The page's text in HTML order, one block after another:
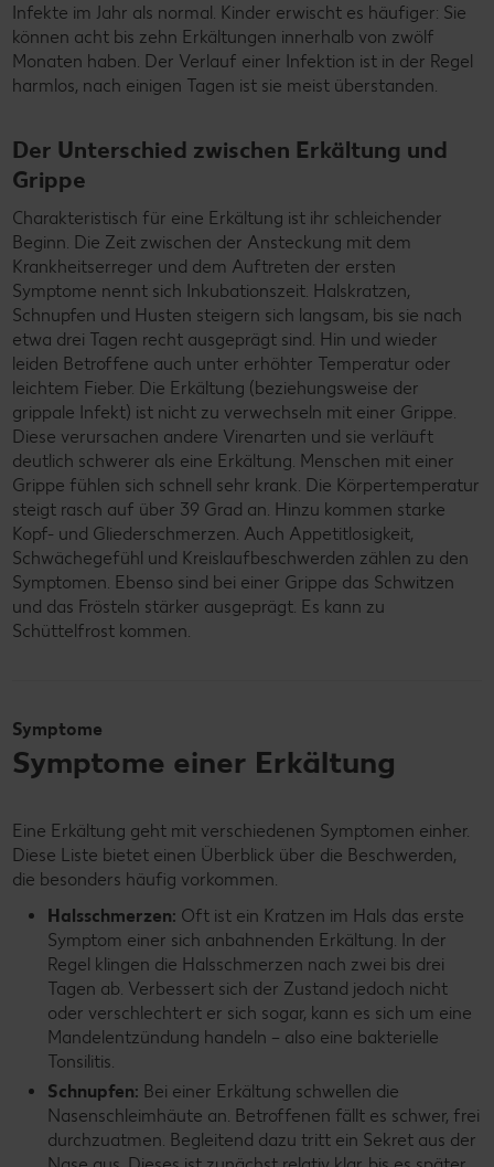
Infekte im Jahr als normal. Kinder erwischt es häufiger: Sie
können acht bis zehn Erkältungen innerhalb von zwölf
Monaten haben. Der Verlauf einer Infektion ist in der Regel
harmlos, nach einigen Tagen ist sie meist überstanden.
Der Unterschied zwischen Erkältung und
Grippe
Charakteristisch für eine Erkältung ist ihr schleichender
Beginn. Die Zeit zwischen der Ansteckung mit dem
Krankheitserreger und dem Auftreten der ersten
Symptome nennt sich Inkubationszeit. Halskratzen,
Schnupfen und Husten steigern sich langsam, bis sie nach
etwa drei Tagen recht ausgeprägt sind. Hin und wieder
leiden Betroffene auch unter erhöhter Temperatur oder
leichtem Fieber. Die Erkältung (beziehungsweise der
grippale Infekt) ist nicht zu verwechseln mit einer Grippe.
Diese verursachen andere Virenarten und sie verläuft
deutlich schwerer als eine Erkältung. Menschen mit einer
Grippe fühlen sich schnell sehr krank. Die Körpertemperatur
steigt rasch auf über 39 Grad an. Hinzu kommen starke
Kopf- und Gliederschmerzen. Auch Appetitlosigkeit,
Schwächegefühl und Kreislaufbeschwerden zählen zu den
Symptomen. Ebenso sind bei einer Grippe das Schwitzen
und das Frösteln stärker ausgeprägt. Es kann zu
Schüttelfrost kommen.
Symptome
Symptome einer Erkältung
Eine Erkältung geht mit verschiedenen Symptomen einher.
Diese Liste bietet einen Überblick über die Beschwerden,
die besonders häufig vorkommen.
Halsschmerzen: Oft ist ein Kratzen im Hals das erste
Symptom einer sich anbahnenden Erkältung. In der
Regel klingen die Halsschmerzen nach zwei bis drei
Tagen ab. Verbessert sich der Zustand jedoch nicht
oder verschlechtert er sich sogar, kann es sich um eine
Mandelentzündung handeln – also eine bakterielle
Tonsilitis.
Schnupfen: Bei einer Erkältung schwellen die
Nasenschleimhäute an. Betroffenen fällt es schwer, frei
durchzuatmen. Begleitend dazu tritt ein Sekret aus der